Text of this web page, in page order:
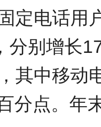
定电话用
分别增长
其中移动
分点。年